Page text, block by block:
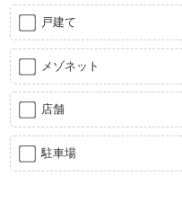
戸建て
メゾネット
店舗
駐車場